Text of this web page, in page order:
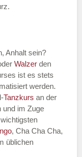
Anhalt sein?
Walzer den
ist es stets
werden.
Tanzkurs an der
und im Zuge
, Cha Cha Cha,
üblichen